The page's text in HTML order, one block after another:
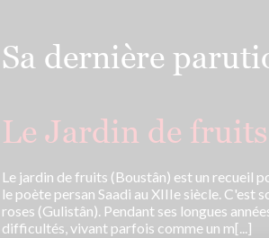
Sa dernière
Le Jardin de fruits
Le jardin de fruits (Boustân) est un recueil
le poète persan Saadi au XIIIe siècle. C'est
roses (Gulistân). Pendant ses longues
difficultés, vivant parfois comme un m[...]